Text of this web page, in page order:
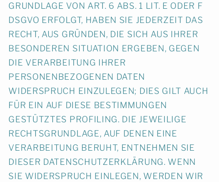
GRUNDLAGE VON ART. 6 ABS. 1 LIT. E ODER F
DSGVO ERFOLGT, HABEN SIE JEDERZEIT DAS
RECHT, AUS GRÜNDEN, DIE SICH AUS IHRER
BESONDEREN SITUATION ERGEBEN, GEGEN
DIE VERARBEITUNG IHRER
PERSONENBEZOGENEN DATEN
WIDERSPRUCH EINZULEGEN; DIES GILT AUCH
FÜR EIN AUF DIESE BESTIMMUNGEN
GESTÜTZTES PROFILING. DIE JEWEILIGE
RECHTSGRUNDLAGE, AUF DENEN EINE
VERARBEITUNG BERUHT, ENTNEHMEN SIE
DIESER DATENSCHUTZERKLÄRUNG. WENN
SIE WIDERSPRUCH EINLEGEN, WERDEN WIR